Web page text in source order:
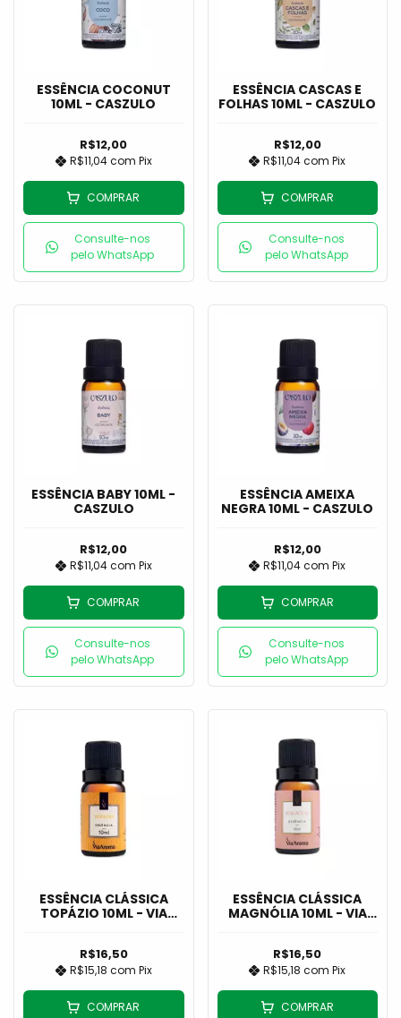
ESSÊNCIA COCONUT
10ML - CASZULO
R$12,00
R$11,04com Pix
COMPRAR
Consulte-nos
pelo WhatsApp
ESSÊNCIA CASCAS E
FOLHAS 10ML - CASZULO
R$12,00
R$11,04com Pix
COMPRAR
Consulte-nos
pelo WhatsApp
ESSÊNCIA BABY 10ML -
CASZULO
R$12,00
R$11,04com Pix
COMPRAR
Consulte-nos
pelo WhatsApp
ESSÊNCIA AMEIXA
NEGRA 10ML - CASZULO
R$12,00
R$11,04com Pix
COMPRAR
Consulte-nos
pelo WhatsApp
ESSÊNCIA CLÁSSICA
TOPÁZIO 10ML - VIA
R$16,50
R$15,18 com Pix
COMPRAR
ESSÊNCIA CLÁSSICA
MAGNÓLIA 10ML - VIA
R$16,50
R$15,18com Pix
COMPRAR